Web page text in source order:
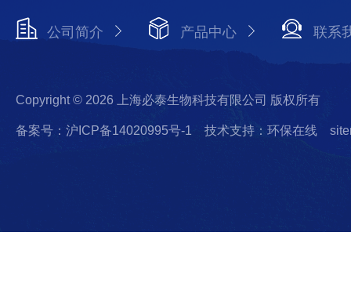
公司简介 产品中心 联系
Copyright © 2026 上海必泰生物科技有限公司 版权所有
备案号：沪ICP备14020995号-1 技术支持：环保在线